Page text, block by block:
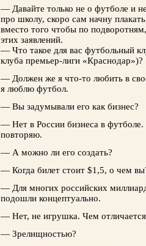
— Давайте только не о футболе и
про школу, скоро сам начну
вместо того чтобы по
этих заявлений.
— Что такое для вас футбольный
клуба премьер-лиги «Краснодар»)?
— Должен же я что-то любить в
я люблю футбол.
— Вы задумывали его как бизнес?
— Нет в России бизнеса в футболе.
повторяю.
— А можно ли его создать?
— Когда билет стоит $1,5, о чем
— Для многих российских
подошли концептуально.
— Нет, не игрушка. Чем
— Зрелищностью?